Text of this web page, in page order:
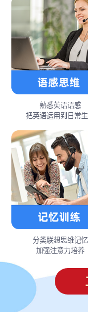
熟悉英语语感
把英语运用到日常
分类联想思维记忆
加强注意力培养